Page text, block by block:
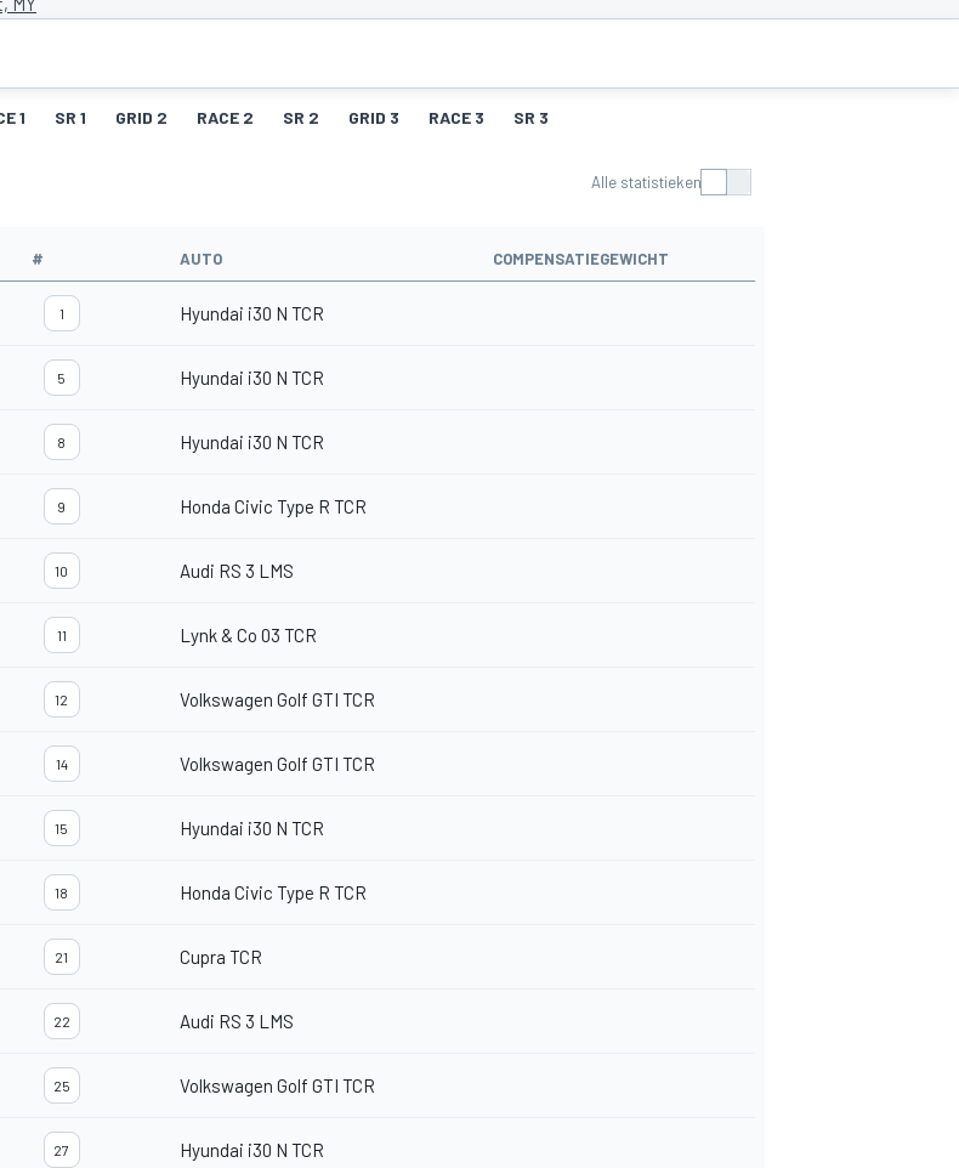
1 SR 1 GRID 2 RACE 2 SR 2 GRID 3 RACE 3 SR 3
Alle statistieken
# AUTO COMPENSATIEGEWICHT
1 Hyundai i30 N TCR
5 Hyundai i30 N TCR
8 Hyundai i30 N TCR
9 Honda Civic Type R TCR
10 Audi RS 3 LMS
11 Lynk & Co 03 TCR
12 Volkswagen Golf GTI TCR
14 Volkswagen Golf GTI TCR
15 Hyundai i30 N TCR
18 Honda Civic Type R TCR
21 Cupra TCR
22 Audi RS 3 LMS
25 Volkswagen Golf GTI TCR
27 Hyundai i30 N TCR